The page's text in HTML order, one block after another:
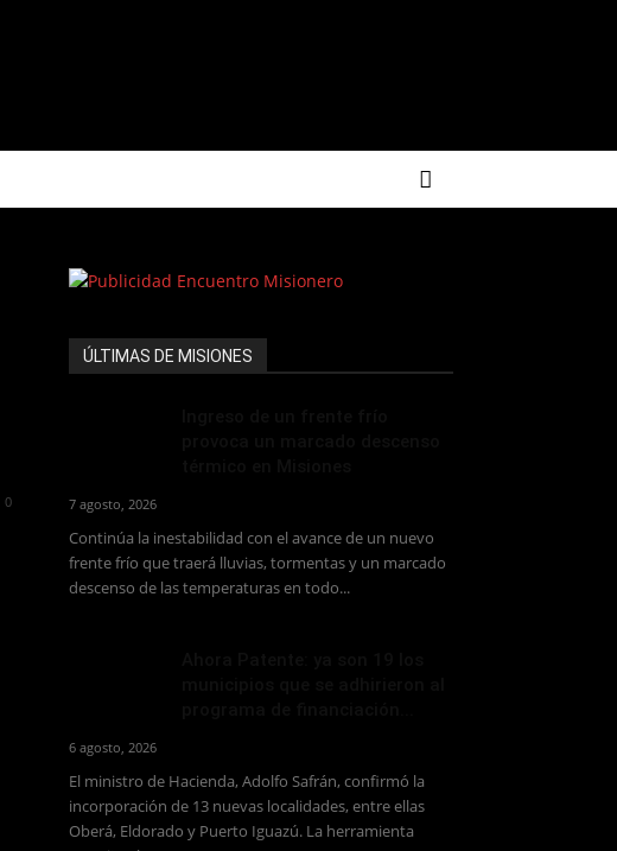
0
ÚLTIMAS DE MISIONES
7 agosto, 2026
Continúa la inestabilidad con el avance de un nuevo
frente frío que traerá lluvias, tormentas y un marcado
descenso de las temperaturas en todo...
6 agosto, 2026
El ministro de Hacienda, Adolfo Safrán, confirmó la
incorporación de 13 nuevas localidades, entre ellas
Oberá, Eldorado y Puerto Iguazú. La herramienta